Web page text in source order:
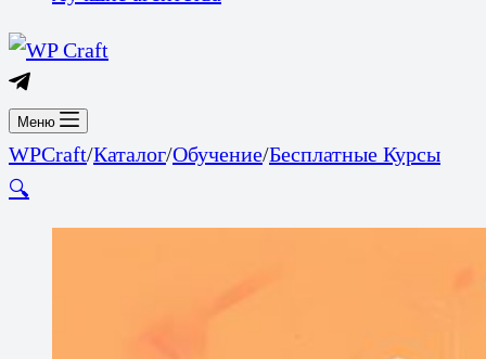
Меню
WPCraft/Каталог/Обучение/Бесплатные Курсы
🔍